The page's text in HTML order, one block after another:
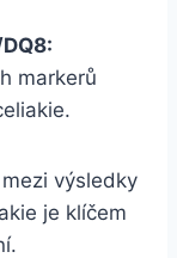
markerů
výsledky
je klíčem